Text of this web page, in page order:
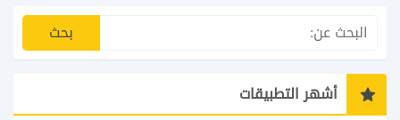
أشهر التطبيقات